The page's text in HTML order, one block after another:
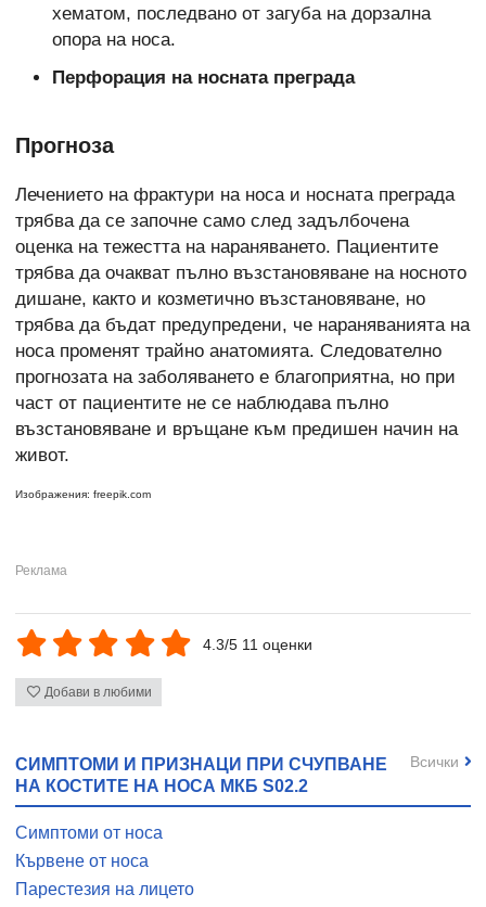
хематом, последвано от загуба на дорзална
опора на носа.
Перфорация на носната преграда
Прогноза
Лечението на фрактури на носа и носната преграда
трябва да се започне само след задълбочена
оценка на тежестта на нараняването. Пациентите
трябва да очакват пълно възстановяване на носното
дишане, както и козметично възстановяване, но
трябва да бъдат предупредени, че нараняванията на
носа променят трайно анатомията. Следователно
прогнозата на заболяването е благоприятна, но при
част от пациентите не се наблюдава пълно
възстановяване и връщане към предишен начин на
живот.
Изображения: freepik.com
4.3/5 11 оценки
Добави в любими
СИМПТОМИ И ПРИЗНАЦИ ПРИ СЧУПВАНЕ
НА КОСТИТЕ НА НОСА МКБ S02.2
Симптоми от носа
Кървене от носа
Парестезия на лицето
Всички